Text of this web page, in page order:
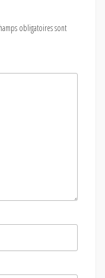
obligatoires sont